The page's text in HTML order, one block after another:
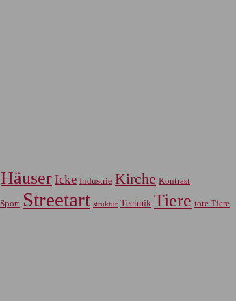
HäuserIcke Industrie Kirche Kontrast
Sport Streetart struktur Technik Tiere tote Tiere